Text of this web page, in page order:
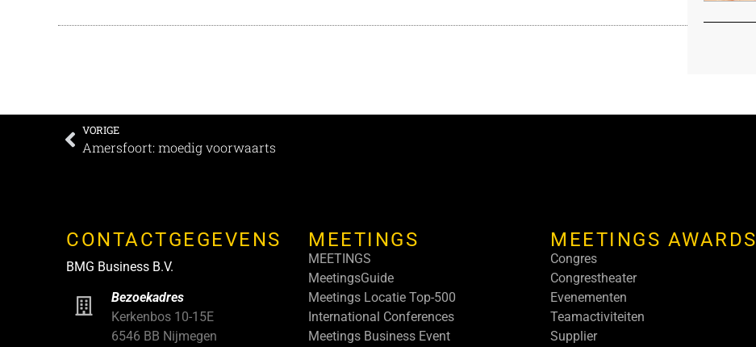
VORIGE
Amersfoort: moedig voorwaarts
CONTACTGEGEVENS
BMG Business B.V.
Bezoekadres
Kerkenbos 10-15E
6546 BB Nijmegen
MEETINGS
MEETINGS
MeetingsGuide
Meetings Locatie Top-500
International Conferences
Meetings Business Event
MEETINGS AWARDS
Congres
Congrestheater
Evenementen
Teamactiviteiten
Supplier